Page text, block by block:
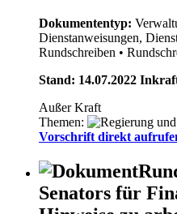
Dokumententyp:
Dienstanweisungen,
Rundschreiben •
Stand: 14.07.2022
Außer Kraft
Themen:
Vorschrift direkt
Senators für